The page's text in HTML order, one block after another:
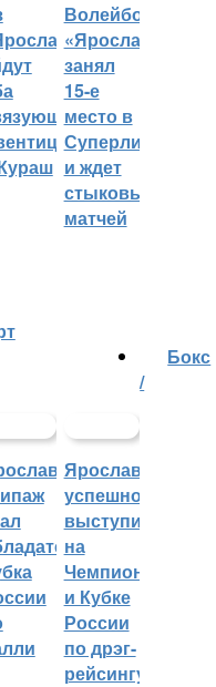
Волейбольный
«Ярославич»
занял
15-е
место в
Суперлиге
и ждет
стыковых
матчей
Ярославцы
успешно
выступили
на
Чемпионате
и Кубке
России
по дрэг-
рейсингу
Бокс
/